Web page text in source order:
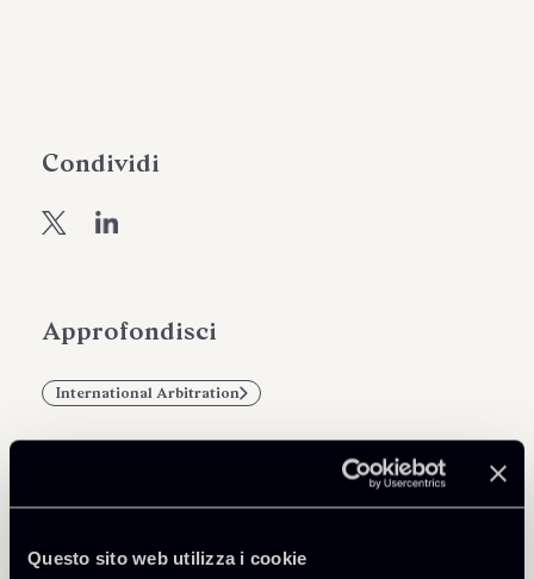
Questo sito web utilizza i cookie
Approfondisci
International Arbitration
Condividi
Professionisti correlati